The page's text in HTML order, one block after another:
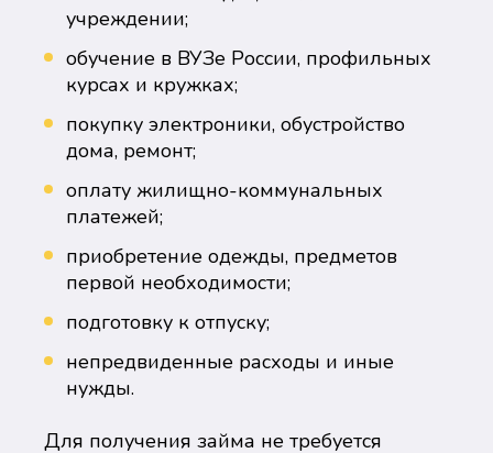
учреждении;
обучение в ВУЗе России, профильных
курсах и кружках;
покупку электроники, обустройство
дома, ремонт;
оплату жилищно-коммунальных
платежей;
приобретение одежды, предметов
первой необходимости;
подготовку к отпуску;
непредвиденные расходы и иные
нужды.
Для получения займа не требуется